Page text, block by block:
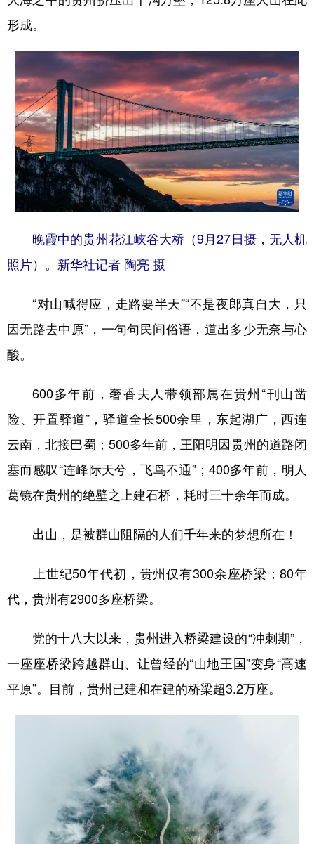
形成。
晚霞中的贵州花江峡谷大桥（9月27日摄，无人机
照片）。新华社记者 陶亮 摄
“对山喊得应，走路要半天”“不是夜郎真自大，只
因无路去中原”，一句句民间俗语，道出多少无奈与心
酸。
600多年前，奢香夫人带领部属在贵州“刊山凿
险、开置驿道”，驿道全长500余里，东起湖广，西连
云南，北接巴蜀；500多年前，王阳明因贵州的道路闭
塞而感叹“连峰际天兮，飞鸟不通”；400多年前，明人
葛镜在贵州的绝壁之上建石桥，耗时三十余年而成。
出山，是被群山阻隔的人们千年来的梦想所在！
上世纪50年代初，贵州仅有300余座桥梁；80年
代，贵州有2900多座桥梁。
党的十八大以来，贵州进入桥梁建设的“冲刺期”，
一座座桥梁跨越群山、让曾经的“山地王国”变身“高速
平原”。目前，贵州已建和在建的桥梁超3.2万座。